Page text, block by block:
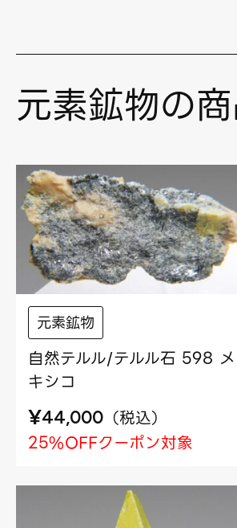
元素鉱物の
元素鉱物
自然テルル/テルル石 598 メ
キシコ
¥44,000 （税込）
25%OFFクーポン対象